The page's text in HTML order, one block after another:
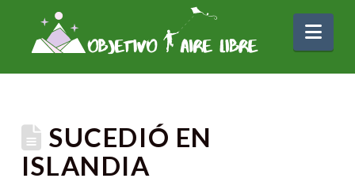
SUCEDIÓ EN
ISLANDIA